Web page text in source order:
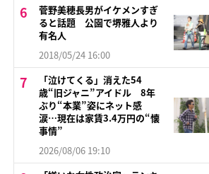
菅野美穂長男がイケメンすぎ
ると話題 公園で堺雅人より
有名人
2018/05/24 16:00
「泣けてくる」消えた54
歳“旧ジャニ”アイドル 8年
ぶり“本業”姿にネット感
涙…現在は家賃3.4万円の“懐
事情”
2026/08/06 19:10